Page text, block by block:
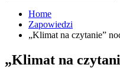
Home
Zapowiedzi
„Klimat na czytanie”
„Klimat na